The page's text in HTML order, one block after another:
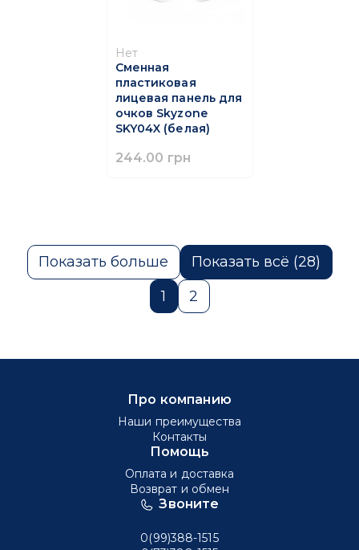
Нет
Сменная
пластиковая
лицевая панель для
очков Skyzone
SKY04X (белая)
244.00 грн
Показать больше
1
2
Показать всё (28)
Звоните
0(99)388-1515
Про компанию
Наши преимущества
Контакты
Помощь
Оплата и доставка
Возврат и обмен